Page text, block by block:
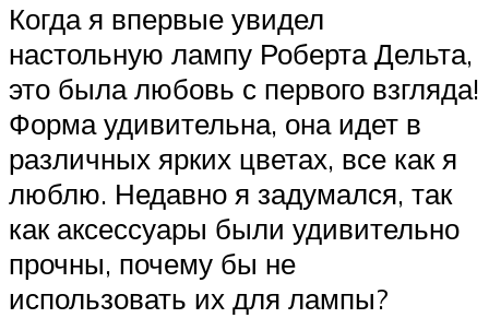
Когда я впервые увидел
настольную лампу Роберта Дельта,
это была любовь с первого взгляда!
Форма удивительна, она идет в
различных ярких цветах, все как я
люблю. Недавно я задумался, так
как аксессуары были удивительно
прочны, почему бы не
использовать их для лампы?